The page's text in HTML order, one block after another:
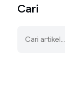
Cari